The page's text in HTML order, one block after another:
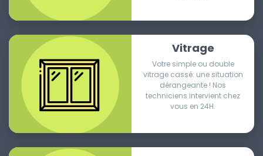
Vitrage
Votre simple ou double
vitrage cassé: une situation
dérangeante ! Nos
techniciens intervient chez
vous en 24H.